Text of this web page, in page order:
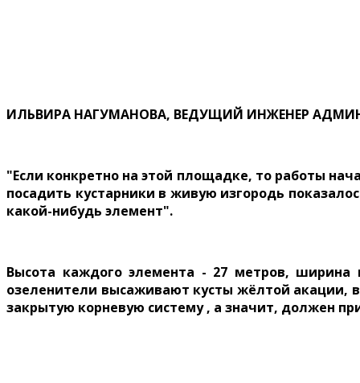
ИЛЬВИРА НАГУМАНОВА, ВЕДУЩИЙ ИНЖЕНЕР
"Если конкретно на этой площадке, то работы
посадить кустарники в живую изгородь
какой-нибудь элемент".
Высота каждого элемента - 27 метров,
озеленители высаживают кусты жёлтой акации,
закрытую корневую систему , а значит, должен